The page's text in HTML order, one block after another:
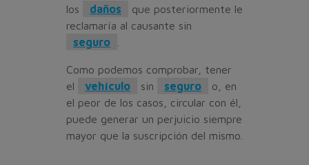
los
daños
que posteriormente le
reclamaría al causante sin
seguro
Como podemos comprobar, tener
el
vehículo sin seguro
o, en
el peor de los casos, circular con él,
puede generar un perjuicio siempre
mayor que la suscripción del mismo.